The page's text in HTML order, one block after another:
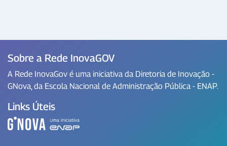
Sobre a Rede InovaGOV
A Rede InovaGov é uma iniciativa da Diretoria de Inovação -
GNova, da Escola Nacional de Administração Pública - ENAP.
Links Úteis